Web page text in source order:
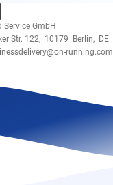
Service GmbH
Str. 122, 10179 Berlin, DE
running.com